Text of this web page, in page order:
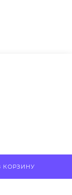
КОРЗИНУ